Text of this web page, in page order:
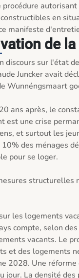
en
manifeste
de
discours sur l'état
Juncker avait
Wunnéngsmaart
ans après, le
est une crise
et surtout les
10% des ménages
pour se loger.
structurelles
les logements
compte, selon
vacants. Le
et des logements
2028. Une
jour. La densité